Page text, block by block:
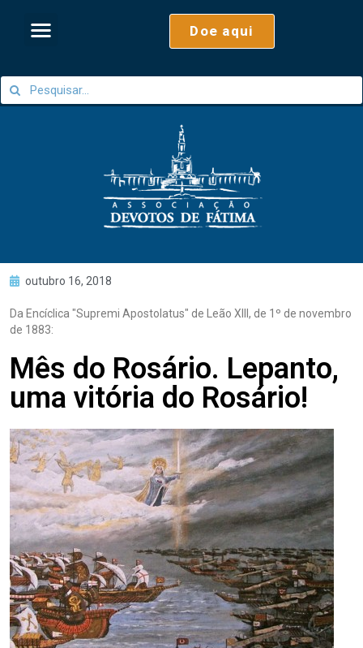
Doe aqui
outubro 16, 2018
Da Encíclica "Supremi Apostolatus" de Leão XIII, de 1º de novembro
de 1883:
Mês do Rosário. Lepanto,
uma vitória do Rosário!